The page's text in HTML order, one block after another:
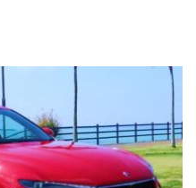
間そのものが思い出になりま
カメラなど、先進のドライバ
でも安心してご利用いただけ
瞬間にご利用いただけます。